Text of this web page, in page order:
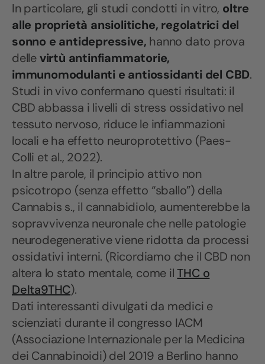
In particolare, gli studi condotti in vitro, oltre
alle proprietà ansiolitiche, regolatrici del
sonno e antidepressive, hanno dato prova
dellevirtù antinfiammatorie,
immunomodulanti e antiossidanti del CBD.
Studi in vivo confermano questi risultati: il
CBD abbassa i livelli di stress ossidativo nel
tessuto nervoso, riduce le infiammazioni
locali e ha effetto neuroprotettivo (Paes-
Colli et al., 2022).
In altre parole, il principio attivo non
psicotropo (senza effetto “sballo”) della
Cannabis s., il cannabidiolo, aumenterebbe la
sopravvivenza neuronale che nelle patologie
neurodegenerative viene ridotta da processi
ossidativi interni. (Ricordiamo che il CBD non
altera lo stato mentale, come ilTHC o
Delta9THC).
Dati interessanti divulgati da medici e
scienziati durante il congresso IACM
(Associazione Internazionale per la Medicina
dei Cannabinoidi) del 2019 a Berlino hanno